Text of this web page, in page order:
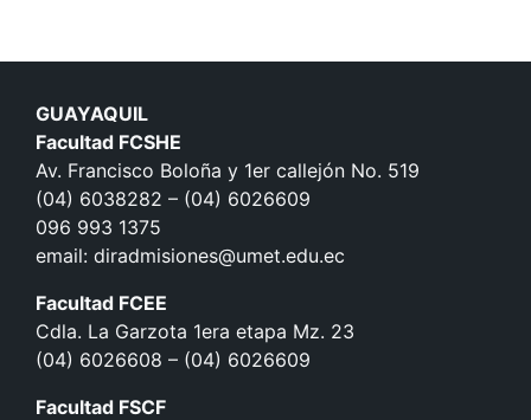
GUAYAQUIL
Facultad FCSHE
Av. Francisco Boloña y 1er callejón No. 519
(04) 6038282 – (04) 6026609
096 993 1375
email: diradmisiones@umet.edu.ec
Facultad FCEE
Cdla. La Garzota 1era etapa Mz. 23
(04) 6026608 – (04) 6026609
Facultad FSCF